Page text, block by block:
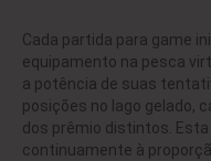
Cada partida para game
equipamento na pesca
a potência de suas
posições no lago gelado,
dos prêmio distintos.
continuamente à